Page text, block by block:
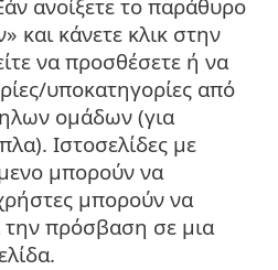
ανοίξετε το παράθυρο
και κάνετε κλικ στην
να προσθέσετε ή να
υποκατηγορίες από
ομάδων (για
Ιστοσελίδες με
μπορούν να
μπορούν να
την πρόσβαση σε μια